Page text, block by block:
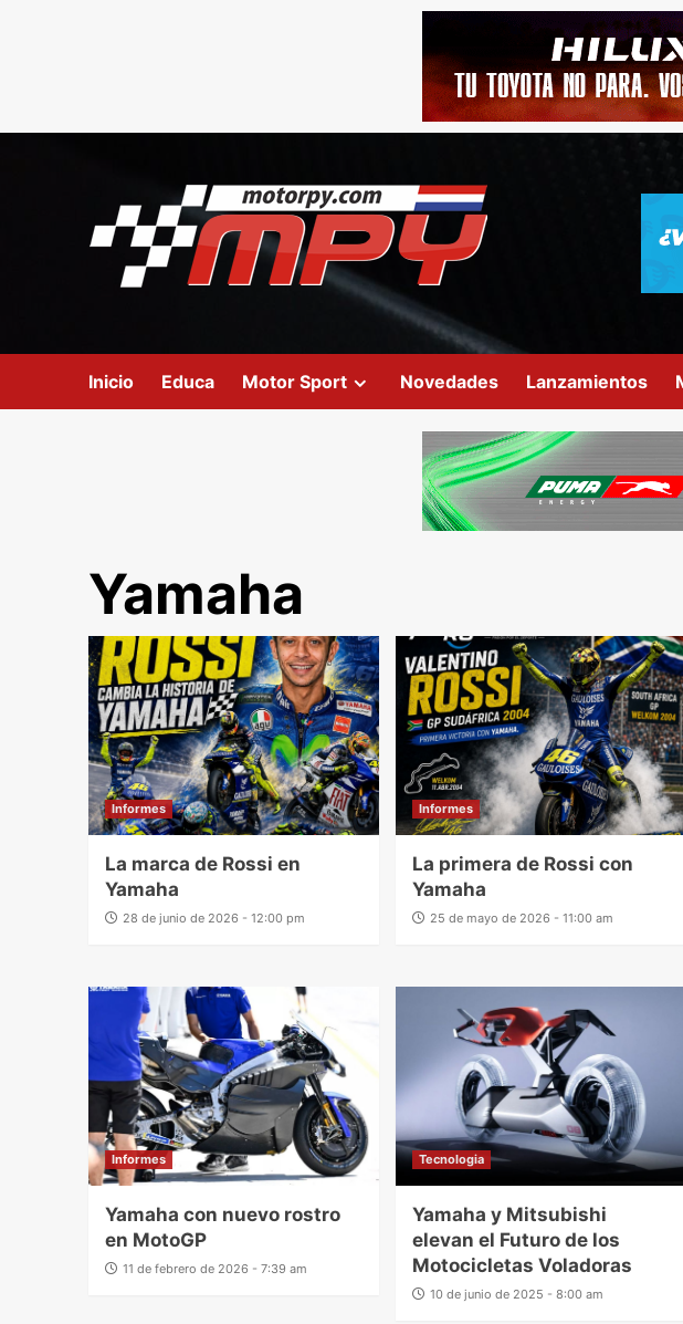
Inicio Educa Motor Sport Novedades Lanzamientos
Yamaha
Informes
La marca de Rossi en
Yamaha
28 de junio de 2026 - 12:00 pm
Informes
La primera de Rossi con
Yamaha
25 de mayo de 2026 - 11:00 am
Informes
Yamaha con nuevo rostro
en MotoGP
11 de febrero de 2026 - 7:39 am
Tecnologia
Yamaha y Mitsubishi
elevan el Futuro de los
Motocicletas Voladoras
10 de junio de 2025 - 8:00 am